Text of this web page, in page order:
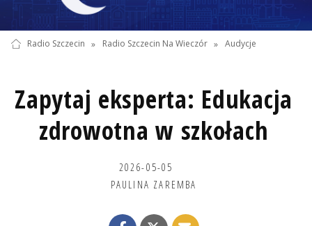
Radio Szczecin » Radio Szczecin Na Wieczór » Audycje
Zapytaj eksperta: Edukacja
zdrowotna w szkołach
2026-05-05
PAULINA ZAREMBA